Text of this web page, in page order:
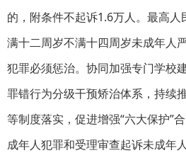
的，附条件不起诉1.6万人。最高
满十二周岁不满十四周岁未成年人
犯罪必须惩治。协同加强专门学校
罪错行为分级干预矫治体系，持续
等制度落实，促进增强“六大保护”
成年人犯罪和受理审查起诉未成年